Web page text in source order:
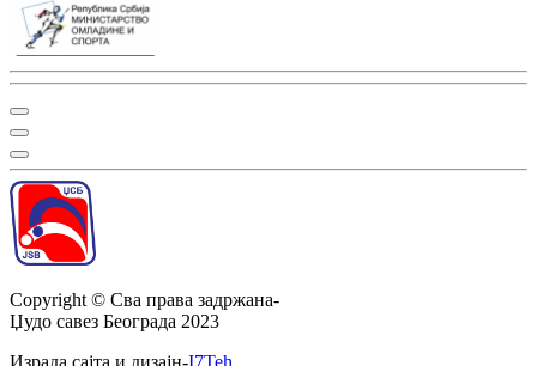
Copyright © Сва права задржана-
Џудо савез Београда 2023
Израда сајта и дизајн-I7Teh